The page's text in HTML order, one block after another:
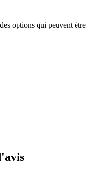
options qui peuvent être